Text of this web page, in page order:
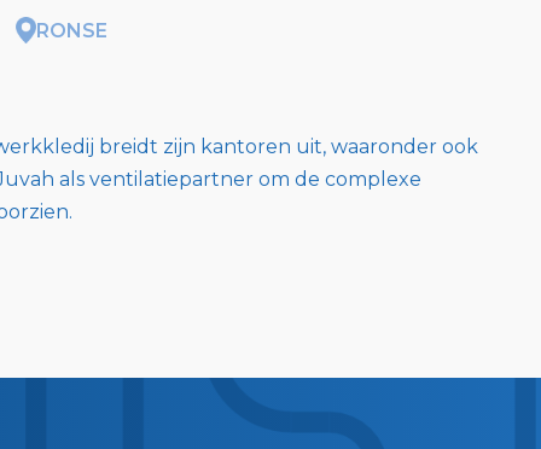
RONSE
breidt zijn kantoren uit, waaronder ook
als ventilatiepartner om de complexe